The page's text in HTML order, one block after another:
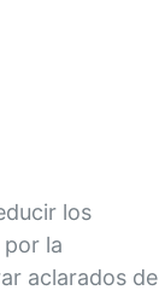
los
la
aclarados de